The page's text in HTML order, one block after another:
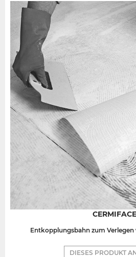
CERMIFACE
Entkopplungsbahn zum
DIESES PRODUKT